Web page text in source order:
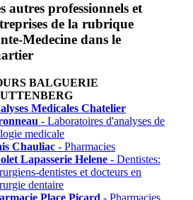
autres professionnels et
de la rubrique
Medecine dans le
BALGUERIE
Medicales Chatelier
- Laboratoires d'analyses de
medicale
Chauliac - Pharmacies
Lapasserie Helene - Dentistes:
dentistes et docteurs en
dentaire
Place Picard - Pharmacies